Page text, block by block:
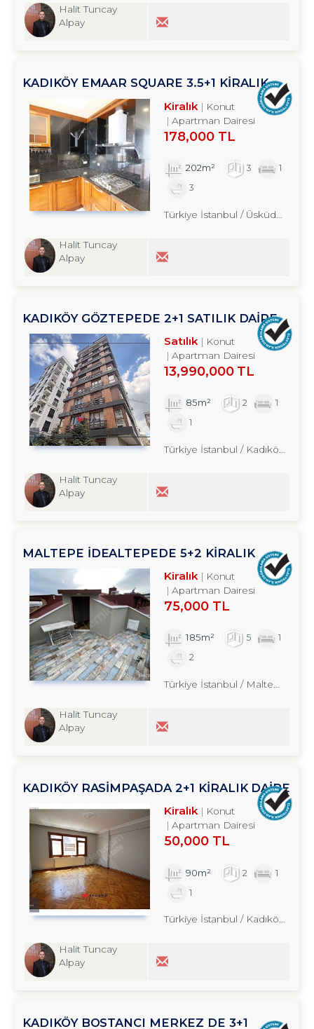
Halit Tuncay
Alpay
KADIKÖY EMAAR SQUARE 3.5+1 KİRALIK
DAİRE TROYKADAN
Kiralık
Konut
Apartman Dairesi
178,000 TL
202m² 3
1
3
Halit Tuncay
Alpay
KADIKÖY GÖZTEPEDE 2+1 SATILIK DAİRE
TROYKADAN
Satılık
Konut
Apartman Dairesi
13,990,000 TL
85m² 2
1
1
Halit Tuncay
Alpay
MALTEPE İDEALTEPEDE 5+2 KİRALIK
DUBLEKS DAİRE TROYKADAN
Kiralık
Konut
Apartman Dairesi
75,000 TL
185m² 5
1
2
Halit Tuncay
Alpay
KADIKÖY RASİMPAŞADA 2+1 KİRALIK DAİRE
TROYKADAN
Kiralık
Konut
Apartman Dairesi
50,000 TL
90m² 2
1
1
Türkiye İstanbul / Kadıköy/
Halit Tuncay
Alpay
KADIKÖY BOSTANCI MERKEZ DE 3+1